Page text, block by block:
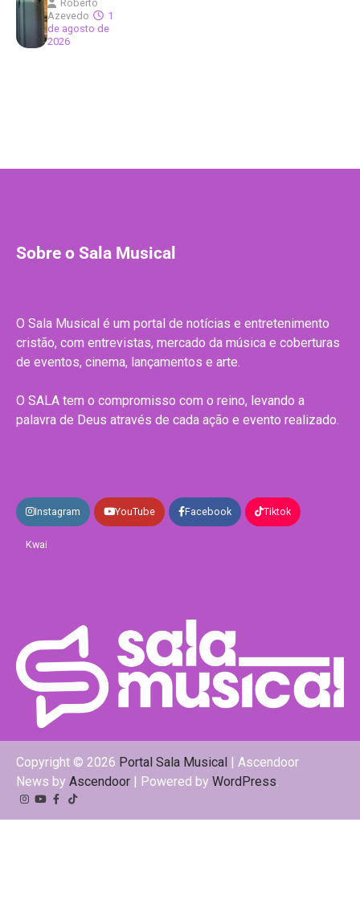
Roberto
Azevedo
1
de agosto de
2026
Sobre o Sala Musical
O Sala Musical é um portal de notícias e entretenimento
cristão, com entrevistas, mercado da música e coberturas
de eventos, cinema, lançamentos e arte.
O SALA tem o compromisso com o reino, levando a
palavra de Deus através de cada ação e evento realizado.
Instagram YouTube Facebook Tiktok
Kwai
Copyright © 2026 Portal Sala Musical
| Ascendoor
News by Ascendoor | Powered by WordPress.
Instagram
YouTube
Facebook
Tiktok